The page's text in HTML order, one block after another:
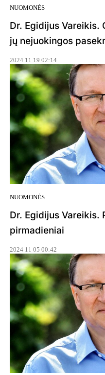
NUOMONĖS
Dr. Egidijus Vareikis.
jų nejuokingos
2024 11 19 02:14
NUOMONĖS
Dr. Egidijus Vareikis.
pirmadieniai
2024 11 05 00:42